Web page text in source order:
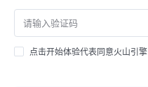
点击开始体验代表同意火山引擎